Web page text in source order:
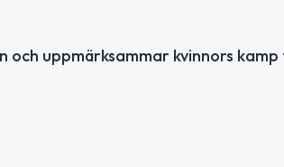
uppmärksammar kvinnors